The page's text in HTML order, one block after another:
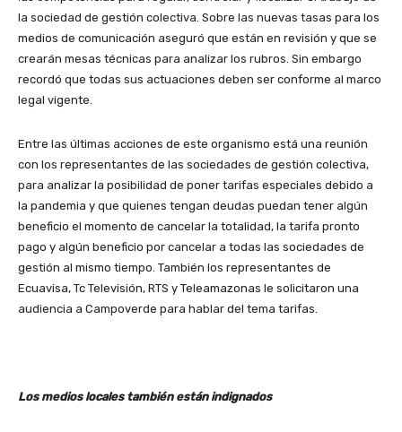
la sociedad de gestión colectiva. Sobre las nuevas tasas para los
medios de comunicación aseguró que están en revisión y que se
crearán mesas técnicas para analizar los rubros. Sin embargo
recordó que todas sus actuaciones deben ser conforme al marco
legal vigente.
Entre las últimas acciones de este organismo está una reunión
con los representantes de las sociedades de gestión colectiva,
para analizar la posibilidad de poner tarifas especiales debido a
la pandemia y que quienes tengan deudas puedan tener algún
beneficio el momento de cancelar la totalidad, la tarifa pronto
pago y algún beneficio por cancelar a todas las sociedades de
gestión al mismo tiempo. También los representantes de
Ecuavisa, Tc Televisión, RTS y Teleamazonas le solicitaron una
audiencia a Campoverde para hablar del tema tarifas.
Los medios locales también están indignados